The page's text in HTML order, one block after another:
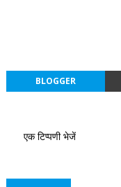
BLOGGER
एक टिप्पणी भेजें